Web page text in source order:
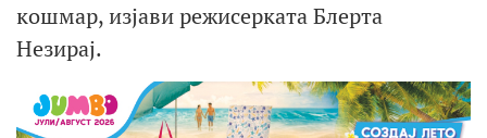
кошмар, изјави режисерката Блерта
Незирај.